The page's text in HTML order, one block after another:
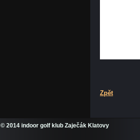
Zpět
© 2014 indoor golf klub Zaječák Klatovy